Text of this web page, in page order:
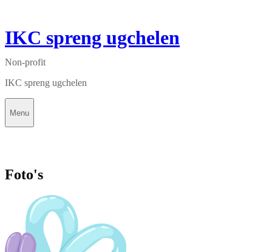
IKC spreng ugchelen
Non-profit
IKC spreng ugchelen
Menu
Foto's